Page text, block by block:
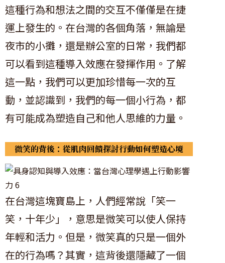
這種行為和想法之間的交互不僅僅是在捷
運上發生的。在台灣的各個角落，無論是
夜市的小攤，還是辦公室的日常，我們都
可以看到這種導入效應在發揮作用。了解
這一點，我們可以更加珍惜每一次的互
動，並認識到，我們的每一個小行為，都
有可能成為塑造自己和他人思維的力量。
微笑的背後：從肌肉回饋探討行動如何塑造心境
在台灣這塊寶島上，人們經常說「笑一
笑，十年少」，意思是微笑可以使人保持
年輕和活力。但是，微笑真的只是一個外
在的行為嗎？其實，這背後還隱藏了一個